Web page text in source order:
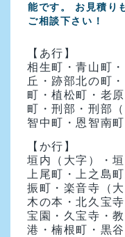
能です。 お見積り
ご相談下さい！
【あ行】
相生町・青山町
丘・跡部北の町
町・植松町・老
町・刑部・刑部
智中町・恩智南町
【か行】
垣内（大字）・
上尾町・上之島
振町・楽音寺（
木の本・北久宝
宝園・久宝寺・
港・楠根町・黒